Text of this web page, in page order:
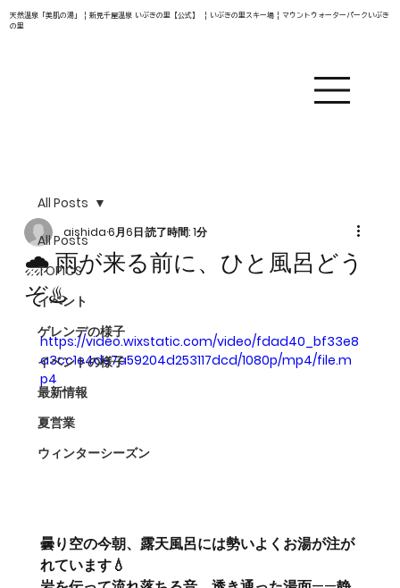
天然温泉「美肌の湯」 | 新見千屋温泉 いぶきの里【公式】 | いぶきの里スキー場 | マウントウォーターパークいぶき
の里
All Posts
TOPICS
イベント
ゲレンデの様子
イベントの様子
最新情報
夏営業
ウィンターシーズン
All Posts
🌧️ 雨が来る前に、ひと風呂どう
ぞ♨️
aishida6月6日読了時間: 1分
https://video.wixstatic.com/video/fdad40_bf33e8
a3cc1e4de7a59204d253117dcd/1080p/mp4/file.m
p4
曇り空の今朝、露天風呂には勢いよくお湯が注が
れています💧